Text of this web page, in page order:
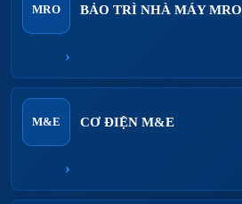
MRO BẢO TRÌ NHÀ MÁY MRO
›
M&E CƠ ĐIỆN M&E
›